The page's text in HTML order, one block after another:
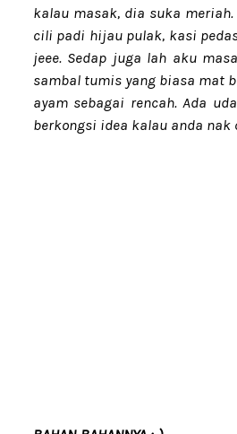
kalau masak, dia suka
cili padi hijau pulak, kasi
jeee. Sedap juga lah aku
sambal tumis yang biasa mat
ayam sebagai rencah. Ada
berkongsi idea kalau anda